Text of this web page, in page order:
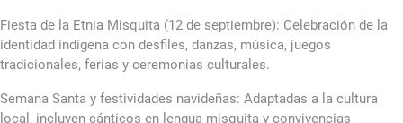
Fiesta de la Etnia Misquita (12 de septiembre): Celebración de la
identidad indígena con desfiles, danzas, música, juegos
tradicionales, ferias y ceremonias culturales.
Semana Santa y festividades navideñas: Adaptadas a la cultura
local, incluyen cánticos en lengua misquita y convivencias